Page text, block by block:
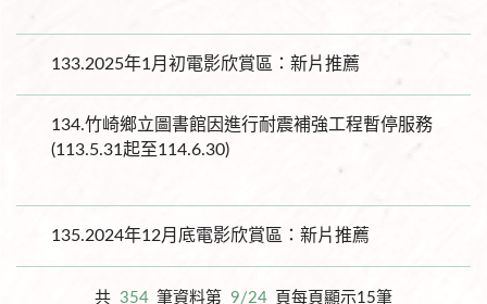
133.2025年1月初電影欣賞區：新片推薦
134.竹崎鄉立圖書館因進行耐震補強工程暫停服務
(113.5.31起至114.6.30)
135.2024年12月底電影欣賞區：新片推薦
共 354 筆資料第 9/24 頁每頁顯示15筆